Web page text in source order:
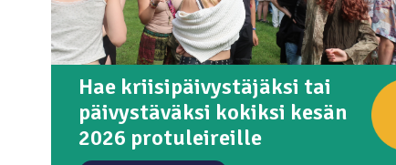
Hae kriisipäivystäjäksi tai
päivystäväksi kokiksi kesän
2026 protuleireille